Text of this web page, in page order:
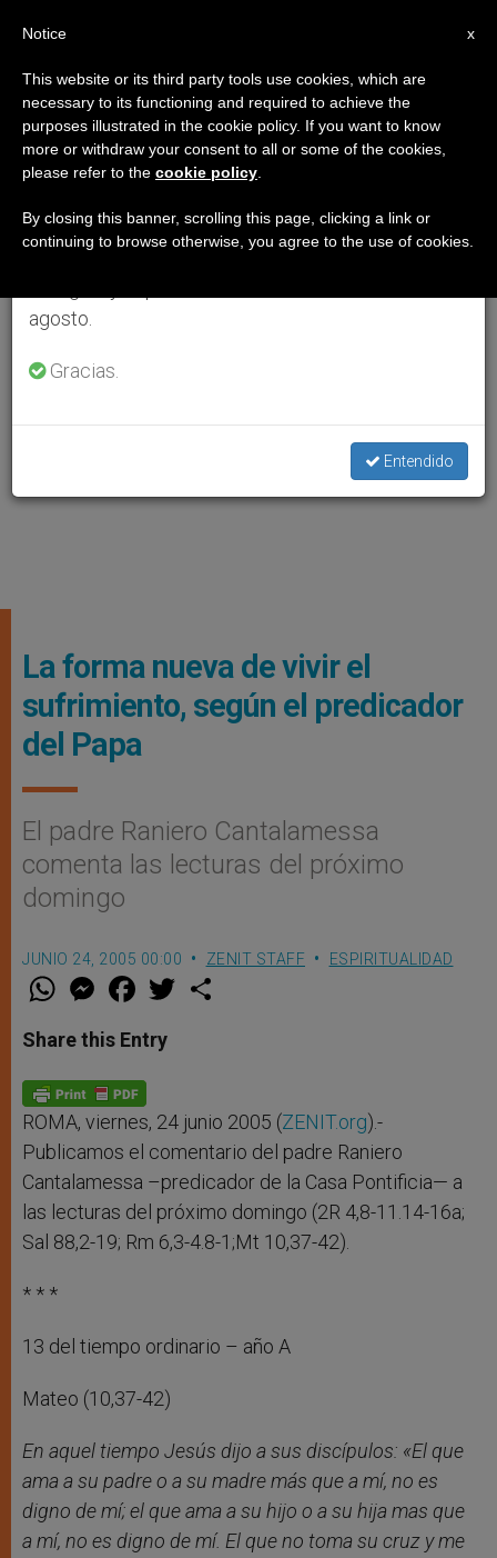
La forma nueva de vivir el
sufrimiento, según el predicador
del Papa
El padre Raniero Cantalamessa
comenta las lecturas del próximo
domingo
JUNIO 24, 2005 00:00 ZENIT STAFF ESPIRITUALIDAD
W
t
s
p
p
M
e
s
e
g
e
r
F
a
e
b
o
k
w
Share this Entry
ROMA, viernes, 24 junio 2005 (ZENIT.org).-
Publicamos el comentario del padre Raniero
Cantalamessa –predicador de la Casa Pontificia— a
las lecturas del próximo domingo (2R 4,8-11.14-16a;
Sal 88,2-19; Rm 6,3-4.8-1;Mt 10,37-42).
* * *
13 del tiempo ordinario – año A
Mateo (10,37-42)
En aquel tiempo Jesús dijo a sus discípulos: «El que
ama a su padre o a su madre más que a mí, no es
digno de mí; el que ama a su hijo o a su hija mas que
a mí, no es digno de mí. El que no toma su cruz y me
×
Aviso importante
Del 27 de julio al 7 de agosto haremos la pausa
anual, aprovechando que en el periodo de verano
se generan menos informaciones y también el
agosto.
Gracias.
Entendido
x
Notice
This website or its third party tools use cookies, which are
necessary to its functioning and required to achieve the
purposes illustrated in the cookie policy. If you want to know
more or withdraw your consent to all or some of the cookies,
please refer to the cookie policy
By closing this banner, scrolling this page, clicking a link or
continuing to browse otherwise, you agree to the use of cookies.